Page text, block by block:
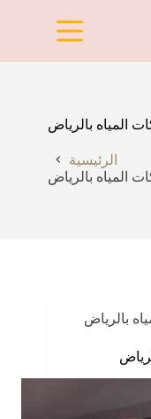
بالرياض
الرئيسية
بالرياض
بالرياض